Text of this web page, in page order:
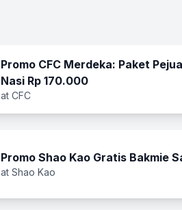
Promo CFC Merdeka: Paket
Nasi Rp 170.000
at CFC
Promo Shao Kao Gratis Bakmie
at Shao Kao